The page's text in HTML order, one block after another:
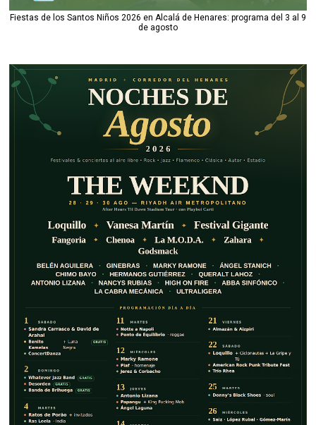
Fiestas de los Santos Niños 2026 en Alcalá de Henares: programa del 3 al 9
de agosto